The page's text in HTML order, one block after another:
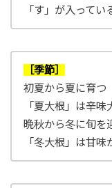
「す」が入ってい
［季節］
初夏から夏に育つ
「夏大根」は辛味
晩秋から冬に旬を
「冬大根」は甘味